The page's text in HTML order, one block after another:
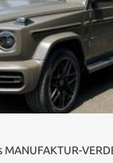
Quattro Full Full